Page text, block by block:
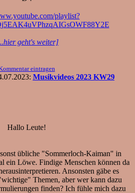
playlist?
geht's weiter]
eintragen
Musikvideos 2023 KW29
Hallo Leute!
übliche "Sommerloch-Kaiman" in
ein Löwe. Findige Menschen können da
Ansonsten gäbe es
Themen, aber wer kann dazu
finden? Ich fühle mich dazu